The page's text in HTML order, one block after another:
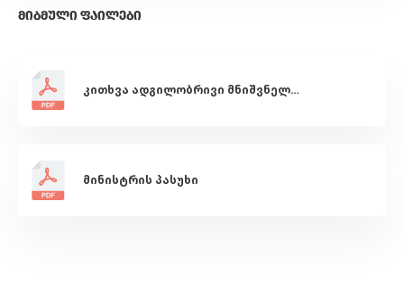
ᲛᲘᲑᲛᲣᲚᲘ ᲤᲐᲘᲚᲔᲑᲘ
კითხვა ადგილობრივი მნიშვნელობის მშენებლობის რეგულირების ღონისძიებათა შესახებ
მინისტრის პასუხი